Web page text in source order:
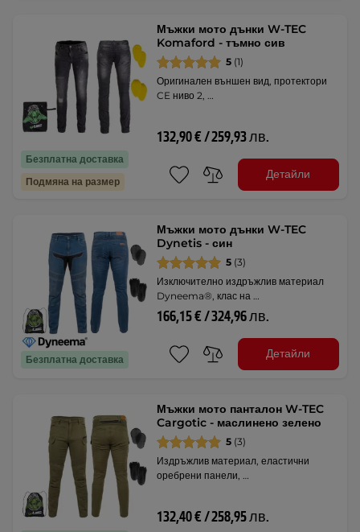
Безплатна доставка
Подмяна на размер
Мъжки мото дънки W-TEC
Komaford - тъмно сив
5 (1)
Оригинален външен вид, протектори
CE ниво 2, …
132,90 € / 259,93 лв.
Детайли
Безплатна доставка
Мъжки мото дънки W-TEC
Dynetis - син
5 (3)
Изключително издръжлив материал
Dyneema®, клас на …
166,15 € / 324,96 лв.
Детайли
Мъжки мото панталон W-TEC
Cargotic - маслинено зелено
5 (3)
Издръжлив материал, еластични
оребрени панели, …
132,40 € / 258,95 лв.